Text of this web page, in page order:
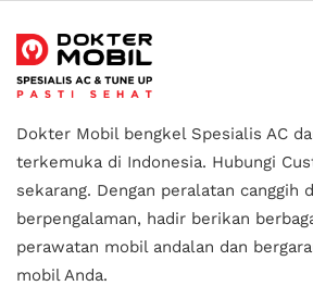
Dokter Mobil bengkel Spesialis AC
terkemuka di Indonesia. Hubungi
sekarang. Dengan peralatan canggih
berpengalaman, hadir berikan
perawatan mobil andalan dan
mobil Anda.